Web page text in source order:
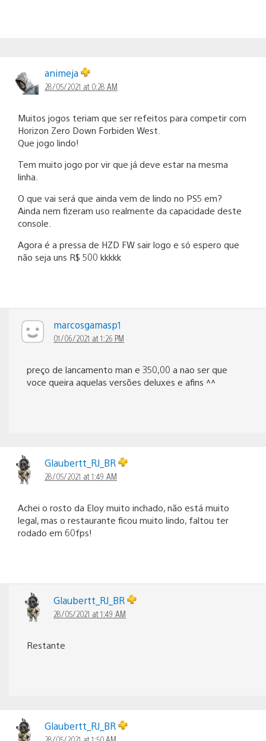
animeja
28/05/2021 at 0:28 AM
Muitos jogos teriam que ser refeitos para competir com
Horizon Zero Down Forbiden West.
Que jogo lindo!
Tem muito jogo por vir que já deve estar na mesma
linha.
O que vai será que ainda vem de lindo no PS5 em?
Ainda nem fizeram uso realmente da capacidade deste
console.
Agora é a pressa de HZD FW sair logo e só espero que
não seja uns R$ 500 kkkkk
marcosgamasp1
01/06/2021 at 1:26 PM
preço de lancamento man e 350,00 a nao ser que
voce queira aquelas versões deluxes e afins ^^
Glaubertt_RJ_BR
28/05/2021 at 1:49 AM
Achei o rosto da Eloy muito inchado, não está muito
legal, mas o restaurante ficou muito lindo, faltou ter
rodado em 60fps!
Glaubertt_RJ_BR
28/05/2021 at 1:49 AM
Restante
Glaubertt_RJ_BR